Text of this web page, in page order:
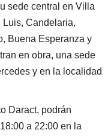
sede central en Villa
Luis, Candelaria,
Buena Esperanza y
en obra, una sede
y en la localidad
Daract, podrán
a 22:00 en la